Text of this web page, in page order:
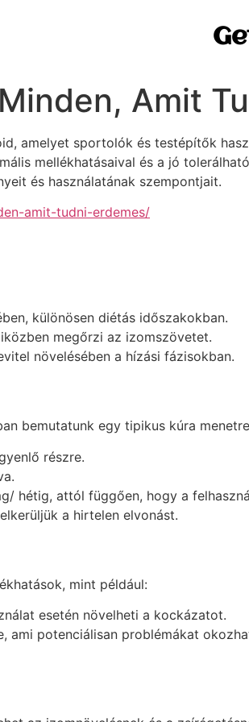
Amit
amelyet sportolók és testépítők
mellékhatásaival és a jó
és használatának szempontjait.
amit-tudni-erdemes/
különösen diétás időszakokban.
megőrzi az izomszövetet.
növelésében a hízási fázisokban.
bemutatunk egy tipikus kúra
részre.
hétig, attól függően, hogy a
a hirtelen elvonást.
mint például:
esetén növelheti a kockázatot.
potenciálisan problémákat